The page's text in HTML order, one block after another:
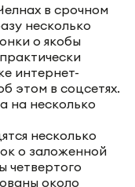
в срочном
несколько
о якобы
интернет-
этом в соцсетях.
на несколько
несколько
о заложенной
четвертого
около